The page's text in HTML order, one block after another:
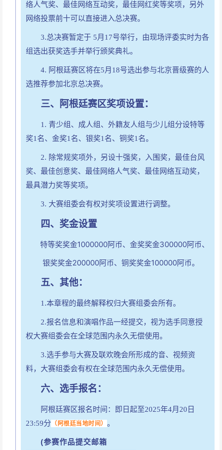
络人气奖、最佳网络互动奖，最佳网红奖等奖项，另外
网络投票前十可以直接进入总决赛。
3.总决赛暂定于 5月17号举行，由现场评委实时为各
组选出获奖选手并举行颁奖典礼。
4. 阿根廷赛区将在5月18号选出参与北京晋级赛的人
选推荐参加北京总决赛。
三、阿根廷赛区奖项设置：
1. 青少组、成人组、外籍友人组与少儿组分设特等
奖1名、 金奖1名、银奖1名、铜奖1名。
2. 除常规奖项外，另设十强奖，入围奖，最佳台风
奖、最佳创意奖、最佳网络人气奖、最佳网络互动奖，
最具潜力奖等奖项。
3. 大赛组委会有权对奖项设置进行调整。
四、 奖金设置
特等奖奖金1000000阿币、 金奖奖金300000阿币、
银奖奖金200000阿币、铜奖奖金100000阿币。
五、其他：
1.本章程的最终解释权归大赛组委会所有。
2.报名信息和演唱作品一经提交，视为选手同意授
权大赛组委会在全球范围内永久无偿使用。
3.选手参与大赛及联欢晚会所形成的音、视频资
料，大赛组委会有权在全球范围内永久无偿使用。
六、选手报名：
阿根廷赛区报名 时间： 即日起至2025年4月20日
23:59分 （阿根廷当地时间） 。
(参赛作品提交邮箱